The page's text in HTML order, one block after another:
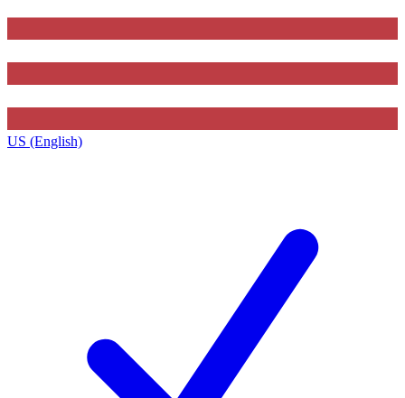
US (English)